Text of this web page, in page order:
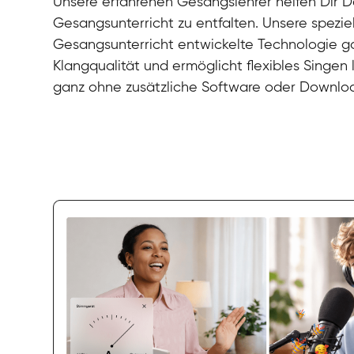
Gesangsunterricht zu entfalten. Unsere
Gesangsunterricht entwickelte Technologie
Klangqualität und ermöglicht flexibles
ganz ohne zusätzliche Software oder